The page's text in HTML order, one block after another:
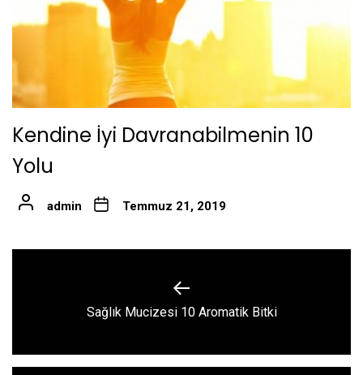
Kendine İyi Davranabilmenin 10
Yolu
admin Temmuz 21, 2019
Previous
Sağlık Mucizesi 10 Aromatik Bitki